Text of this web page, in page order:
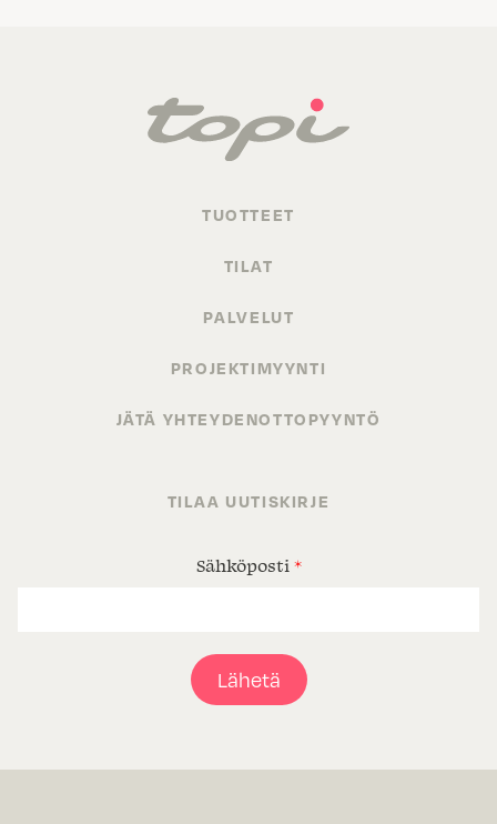
TUOTTEET
TILAT
PALVELUT
PROJEKTIMYYNTI
JÄTÄ YHTEYDENOTTOPYYNTÖ
TILAA UUTISKIRJE
Sähköposti *
Lähetä